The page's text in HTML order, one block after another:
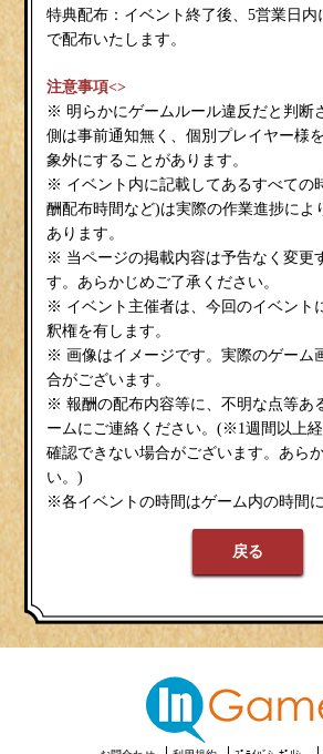
特典配布：イベント終了後、5営業日
で配布いたします。
注意事項<>
※ 明らかにゲームルール違反だと判断
側は事前通知無く、個別プレイヤー様
象外にすることがあります。
※ イベント内に記載してあるすべての
酬配布時間など)は実際の作業進捗によ
あります。
※ 当ページの掲載内容は予告なく変更
す。あらかじめご了承ください。
※ イベント主催者は、今回のイベント
釈権を有します。
※ 画像はイメージです。実際のゲーム
合がございます。
※ 報酬の配布内容等に、不明な点等あ
ームにご連絡ください。(※1週間以上
確認できない場合がございます。あら
い。)
※各イベントの時間はゲーム内の時間に
戻る